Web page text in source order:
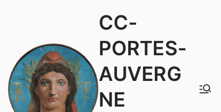
CC-
PORTES-
AUVERG
NE